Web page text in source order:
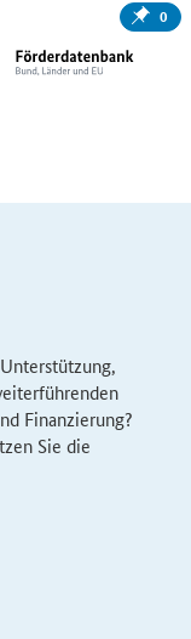
0
Finanzierung?
Sie die